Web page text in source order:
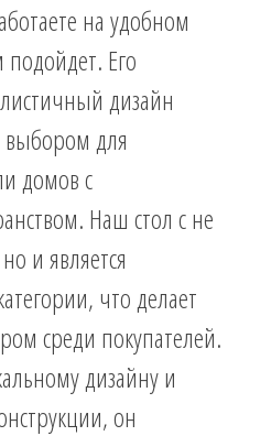
на удобном
подойдет. Его
дизайн
выбором для
домов с
Наш стол c не
и является
что делает
среди покупателей.
дизайну и
он